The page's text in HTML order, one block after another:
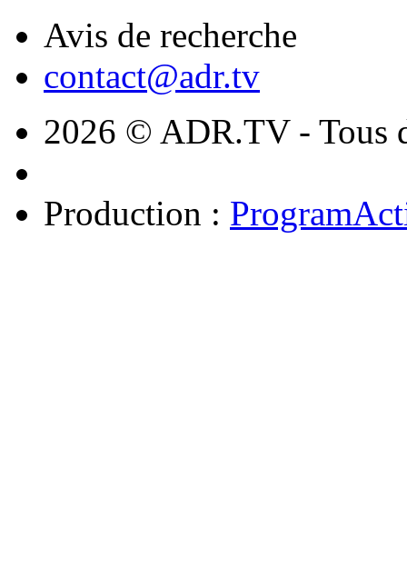
Avis de recherche
contact@adr.tv
2026 © ADR.TV - Tous
Production :